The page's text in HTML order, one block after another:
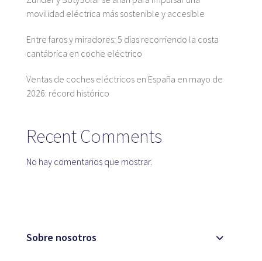
movilidad eléctrica más sostenible y accesible
Entre faros y miradores: 5 días recorriendo la costa
cantábrica en coche eléctrico
Ventas de coches eléctricos en España en mayo de
2026: récord histórico
Recent Comments
No hay comentarios que mostrar.
Sobre nosotros